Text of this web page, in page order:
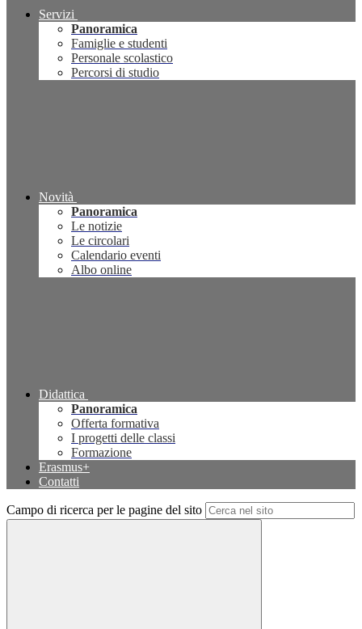
Servizi
Panoramica
Famiglie e studenti
Personale scolastico
Percorsi di studio
Novità
Panoramica
Le notizie
Le circolari
Calendario eventi
Albo online
Didattica
Panoramica
Offerta formativa
I progetti delle classi
Formazione
Erasmus+
Contatti
Campo di ricerca per le pagine del sito